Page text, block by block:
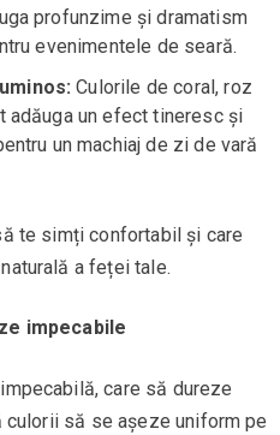
profunzime și dramatism
evenimentele de seară.
Culorile de coral, roz
adăuga un efect tineresc și
un machiaj de zi de vară
te simți confortabil și care
a feței tale.
impecabile
care să dureze
să se așeze uniform pe